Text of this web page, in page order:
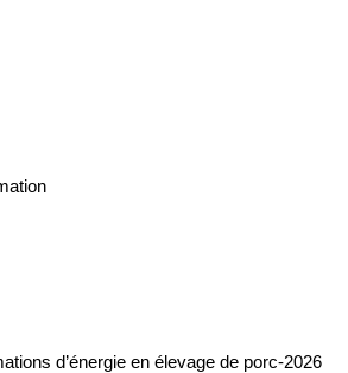
d’énergie en élevage de porc-2026